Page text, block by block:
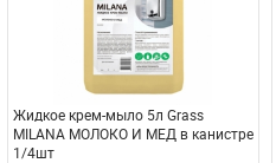
Жидкое крем-мыло 5л Grass
MILANA МОЛОКО И МЕД в канистре
1/4шт